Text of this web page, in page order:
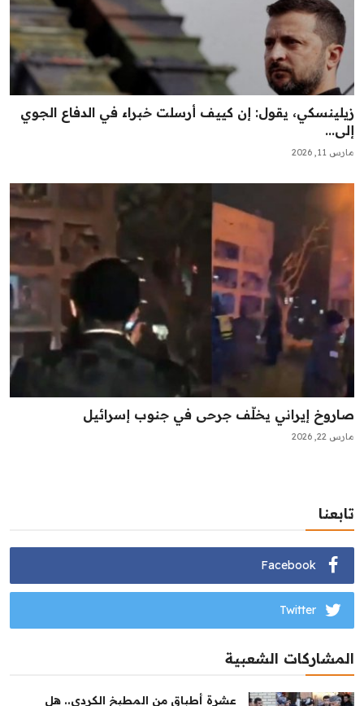
زيلينسكي، يقول: إن كييف أرسلت خبراء في الدفاع الجوي
إلى...
مارس 11, 2026
صاروخ إيراني يخلّف جرحى في جنوب إسرائيل
مارس 22, 2026
تابعنا
Facebook
Twitter
المشاركات الشعبية
عشرة أطباق من المطبخ الكردي.. هل